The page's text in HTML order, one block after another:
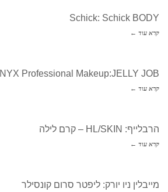
Schick: Schick BODY
קרא עוד ←
NYX Professional Makeup:JELLY JOB
קרא עוד ←
הרבלייף: HL/SKIN – קרם לילה
קרא עוד ←
מייבלין ניו יורק: ליפטר סרום קונסילר